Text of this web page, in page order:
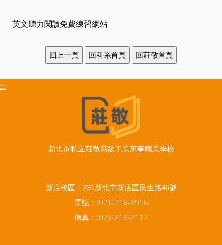
英文聽力閱讀免費練習網站
:::
新北市私立莊敬高級工業家事職業學校
新店校區： 231新北市新店區民生路45號
電話：(02)2218-8956
傳真：(02)2218-2112